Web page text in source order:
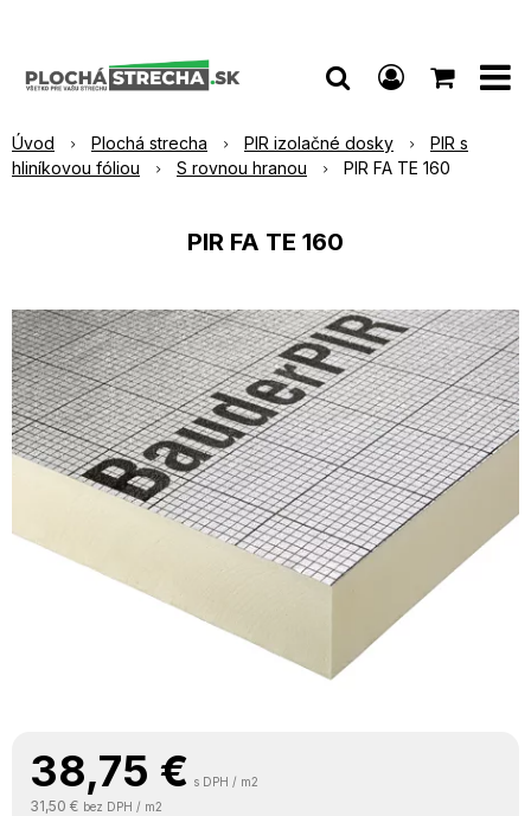
Úvod Plochá strecha PIR izolačné dosky
PIR s
hliníkovou fóliou
S rovnou hranou PIR FA TE 160
PIR FA TE 160
38,75 € s DPH / m2
31,50 € bez DPH / m2